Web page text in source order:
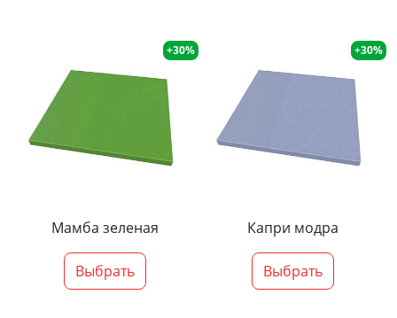
+30%
Мамба зеленая
Выбрать
+30%
Капри модра
Выбрать